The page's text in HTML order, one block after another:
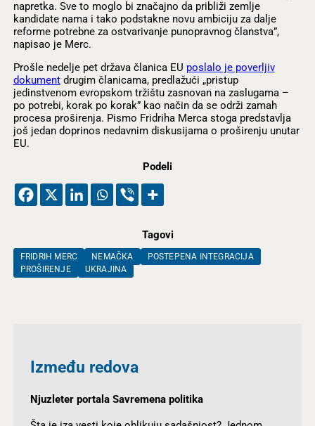
napretka. Sve to moglo bi značajno da približi zemlje
kandidate nama i tako podstakne novu ambiciju za dalje
reforme potrebne za ostvarivanje punopravnog članstva”,
napisao je Merc.
Prošle nedelje pet država članica EU poslalo je poverljiv
dokumentdrugim članicama, predlažući „pristup
jedinstvenom evropskom tržištu zasnovan na zaslugama –
po potrebi, korak po korak” kao način da se održi zamah
procesa proširenja. Pismo Fridriha Merca stoga predstavlja
još jedan doprinos nedavnim diskusijama o proširenju unutar
EU.
Podeli
Tagovi
FRIDRIH MERC NEMAČKA
POSTEPENA INTEGRACIJA
PROŠIRENJE
UKRAJINA
Između redova
Njuzleter portala Savremena politika